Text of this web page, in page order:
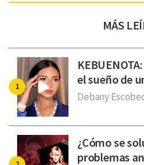
MÁS
el sueño de
Debany
¿Cómo se
problemas